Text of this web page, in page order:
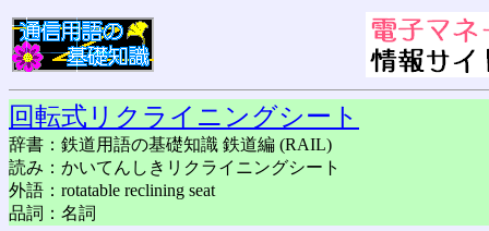
回転式リクライニングシート
辞書：鉄道用語の基礎知識 鉄道編 (RAIL)
読み：かいてんしきリクライニングシート
外語：rotatable reclining seat
品詞：名詞